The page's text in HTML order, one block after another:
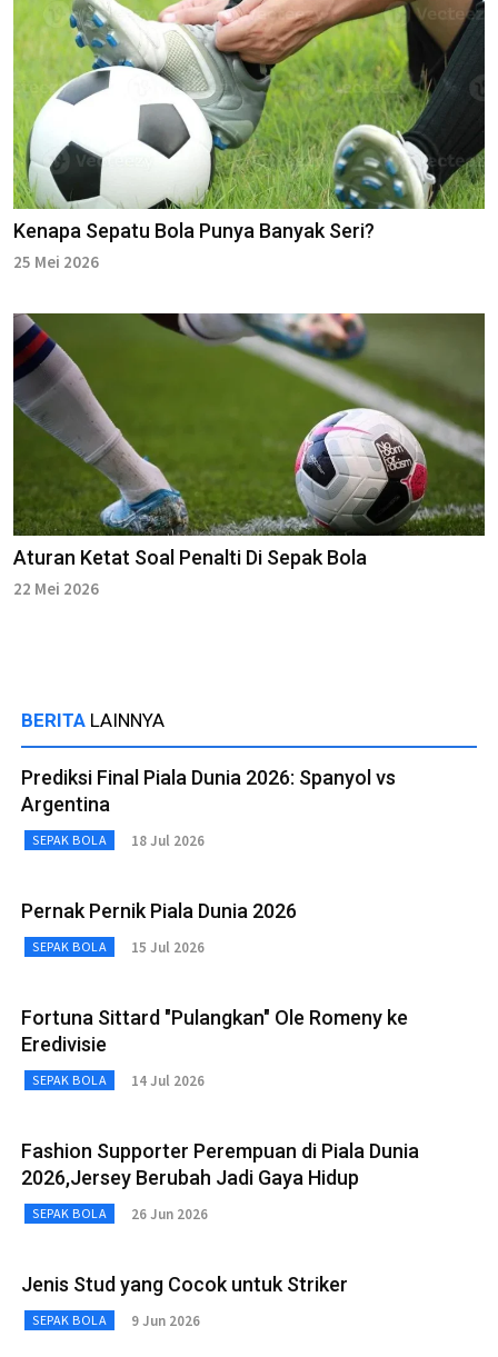
Kenapa Sepatu Bola Punya Banyak Seri?
25 Mei 2026
Aturan Ketat Soal Penalti Di Sepak Bola
22 Mei 2026
BERITA LAINNYA
Prediksi Final Piala Dunia 2026: Spanyol vs
Argentina
SEPAK BOLA 18 Jul 2026
Pernak Pernik Piala Dunia 2026
SEPAK BOLA 15 Jul 2026
Fortuna Sittard "Pulangkan" Ole Romeny ke
Eredivisie
SEPAK BOLA 14 Jul 2026
Fashion Supporter Perempuan di Piala Dunia
2026,Jersey Berubah Jadi Gaya Hidup
SEPAK BOLA 26 Jun 2026
Jenis Stud yang Cocok untuk Striker
SEPAK BOLA 9 Jun 2026